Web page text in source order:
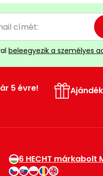
beleegyezik a személyes
5 évre!
6 HECHT